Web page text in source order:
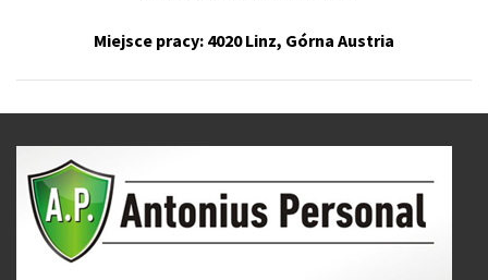
Miejsce pracy: 4020 Linz, Górna Austria